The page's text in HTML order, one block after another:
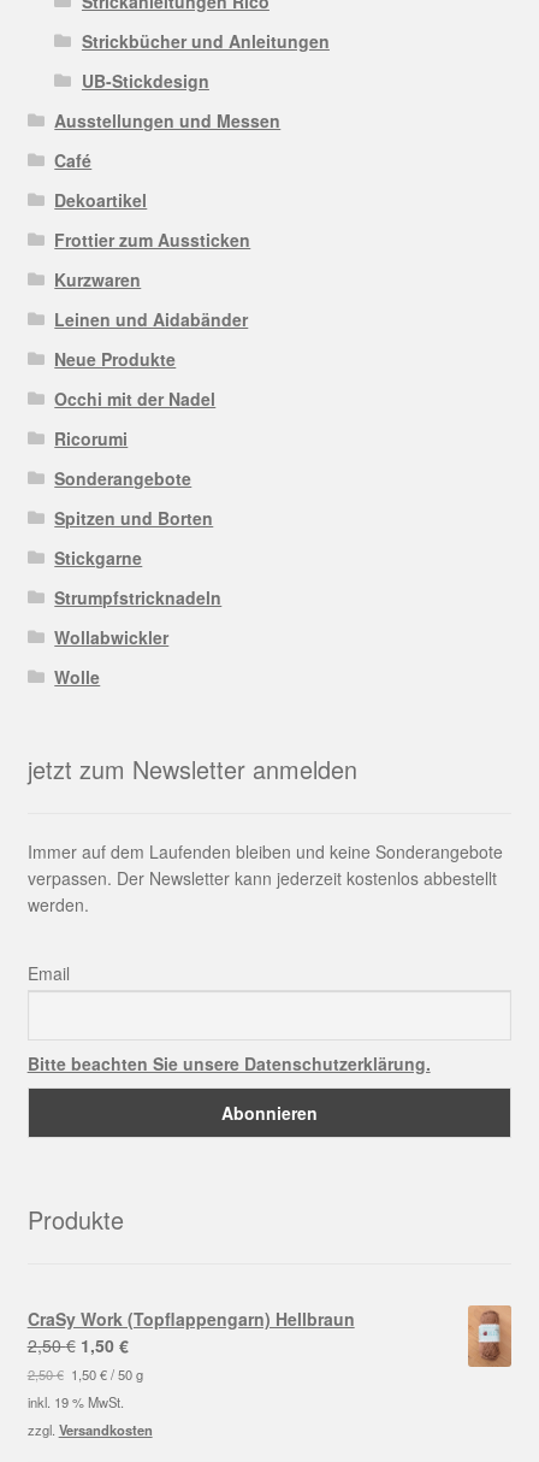
Strickbücher und Anleitungen
UB-Stickdesign
Ausstellungen und Messen
Café
Dekoartikel
Frottier zum Aussticken
Kurzwaren
Leinen und Aidabänder
Neue Produkte
Occhi mit der Nadel
Ricorumi
Sonderangebote
Spitzen und Borten
Stickgarne
Strumpfstricknadeln
Wollabwickler
Wolle
jetzt zum Newsletter anmelden
Immer auf dem Laufenden bleiben und keine Sonderangebote
verpassen. Der Newsletter kann jederzeit kostenlos abbestellt
werden.
Email
Bitte beachten Sie unsere Datenschutzerklärung.
Produkte
CraSy Work (Topflappengarn) Hellbraun
2,50€ Ursprünglicher
Preis
war:
2,50 €
1,50 €Aktueller
Preis
1,50 €.
2,50€ 1,50€/50 g
inkl. 19 % MwSt.
zzgl. Versandkosten